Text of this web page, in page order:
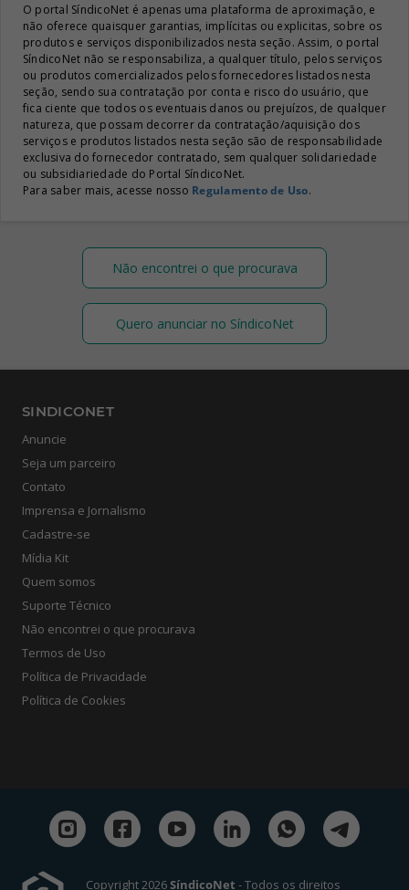
O portal SíndicoNet é apenas uma plataforma de aproximação, e
não oferece quaisquer garantias, implícitas ou explicitas, sobre os
produtos e serviços disponibilizados nesta seção. Assim, o portal
SíndicoNet não se responsabiliza, a qualquer título, pelos serviços
ou produtos comercializados pelos fornecedores listados nesta
seção, sendo sua contratação por conta e risco do usuário, que
fica ciente que todos os eventuais danos ou prejuízos, de qualquer
natureza, que possam decorrer da contratação/aquisição dos
serviços e produtos listados nesta seção são de responsabilidade
exclusiva do fornecedor contratado, sem qualquer solidariedade
ou subsidiariedade do Portal SíndicoNet.
Para saber mais, acesse nosso Regulamento de Uso.
Não encontrei o que procurava
Quero anunciar no SíndicoNet
SINDICONET
Anuncie
Seja um parceiro
Contato
Imprensa e Jornalismo
Cadastre-se
Mídia Kit
Quem somos
Suporte Técnico
Não encontrei o que procurava
Termos de Uso
Política de Privacidade
Política de Cookies
Copyright 2026SíndicoNet - Todos os direitos